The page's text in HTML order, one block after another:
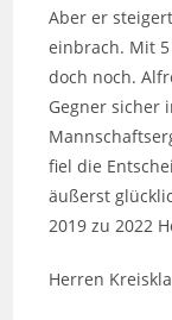
Aber er
einbrach. Mit
doch noch.
Gegner sicher
fiel die
äußerst
2019 zu 2022
Herren